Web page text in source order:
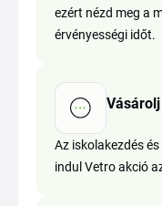
ezért nézd meg a
érvényességi időt.
Az iskolakezdés
indul Vetro akció